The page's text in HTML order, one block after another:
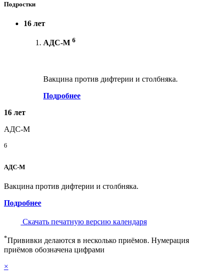
Подростки
16 лет
АДС-М 6
Вакцина против дифтерии и столбняка.
Подробнее
16 лет
АДС-М
6
АДС-М
Вакцина против дифтерии и столбняка.
Подробнее
Скачать печатную версию календаря
*Прививки делаются в несколько приёмов. Нумерация
приёмов обозначена цифрами
×